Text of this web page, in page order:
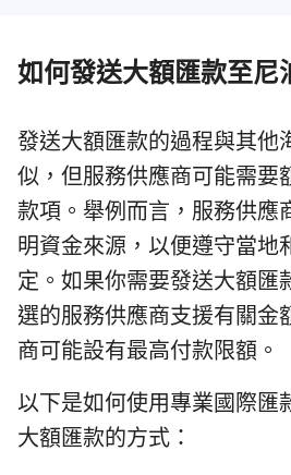
如何發送大額匯款至尼
發送大額匯款的過程與其他
似，但服務供應商可能需要
款項。舉例而言，服務供應
明資金來源，以便遵守當地
定。如果你需要發送大額匯
選的服務供應商支援有關金
商可能設有最高付款限額。
以下是如何使用專業國際匯
大額匯款的方式：